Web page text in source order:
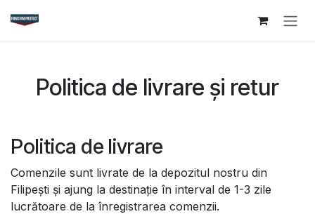
Politica de livrare și retur
Politica de livrare
Comenzile sunt livrate de la depozitul nostru din
Filipești și ajung la destinație în interval de 1-3 zile
lucrătoare de la înregistrarea comenzii.